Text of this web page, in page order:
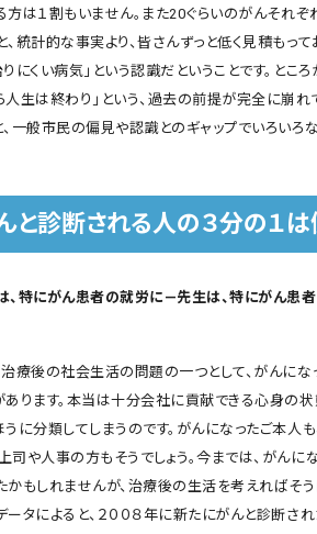
方は１割もいません。また20ぐらいのがんそれぞ
、統計的な事実より、皆さんずっと低く見積もっ
りにくい病気」という認識だということです。と
人生は終わり」という、過去の前提が完全に崩
、一般市民の偏見や認識とのギャップでいろいろ
と診断される人の３分の１は
、特にがん患者の就労に―先生は、特にがん患
治療後の社会生活の問題の一つとして、がんにな
あります。本当は十分会社に貢献できる心身の状
うに分類してしまうのです。がんになったご本人
司や人事の方もそうでしょう。今までは、がんに
かもしれませんが、治療後の生活を考えればそ
ータによると、２００８年に新たにがんと診断さ